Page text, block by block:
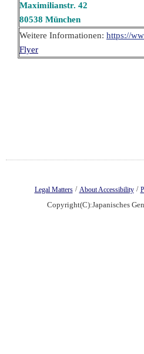
Maximilianstr. 42
80538 München
Weitere Informationen: https://
Flyer
Legal Matters / About Accessibility /
Copyright(C):Japanisches